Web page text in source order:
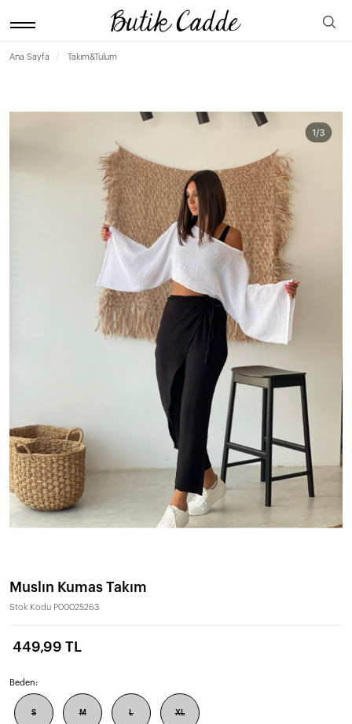
Ana Sayfa Takım&Tulum
Muslın Kumas Takım
Stok Kodu P00025263
449,99 TL
Beden:
S M L XL